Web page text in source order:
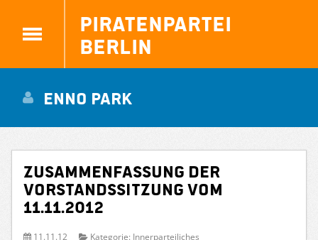
Piratenpartei
Berlin
Enno Park
Zusammenfassung der
Vorstandssitzung vom
11.11.2012
11.11.12 Kategorie: Innerparteiliches